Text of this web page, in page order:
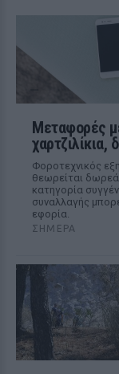
Μεταφορές
χαρτζιλίκια,
Φοροτεχνικός
θεωρείται
κατηγορία
συναλλαγής
εφορία.
ΣΉΜΕΡΑ